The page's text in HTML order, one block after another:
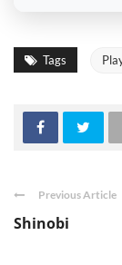
Tags
Previous Article
Shinobi